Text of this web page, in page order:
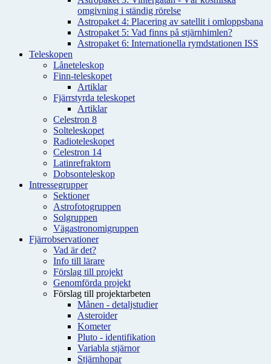
omgivning i ständig rörelse
Astropaket 4: Placering av satellit i omloppsbana
Astropaket 5: Vad finns på stjärnhimlen?
Astropaket 6: Internationella rymdstationen ISS
Teleskopen
Låneteleskop
Finn-teleskopet
Artiklar
Fjärrstyrda teleskopet
Artiklar
Celestron 8
Solteleskopet
Radioteleskopet
Celestron 14
Latinrefraktorn
Dobsonteleskop
Intressegrupper
Sektioner
Astrofotogruppen
Solgruppen
Vägastronomigruppen
Fjärrobservationer
Vad är det?
Info till lärare
Förslag till projekt
Genomförda projekt
Förslag till projektarbeten
Månen - detaljstudier
Asteroider
Kometer
Pluto - identifikation
Variabla stjärnor
Stjärnhopar